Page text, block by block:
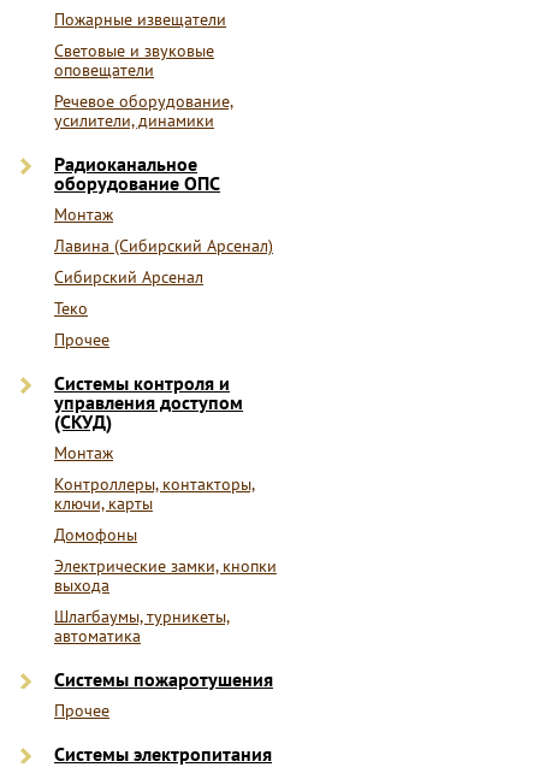
Пожарные извещатели
Световые и звуковые
оповещатели
Речевое оборудование,
усилители, динамики
Радиоканальное
оборудование ОПС
Монтаж
Лавина (Сибирский Арсенал)
Сибирский Арсенал
Теко
Прочее
Системы контроля и
управления доступом
(СКУД)
Монтаж
Контроллеры, контакторы,
ключи, карты
Домофоны
Электрические замки, кнопки
выхода
Шлагбаумы, турникеты,
автоматика
Системы пожаротушения
Прочее
Системы электропитания